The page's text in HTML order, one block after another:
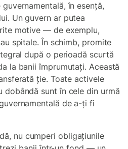
în esență,
Un guvern ar putea
motive — de exemplu,
spitale. În schimb, promite
după o perioadă scurtă
la banii împrumutați. Această
ție. Toate activele
dobândă sunt în cele din urmă
de a-ți fi
nu cumperi obligațiunile